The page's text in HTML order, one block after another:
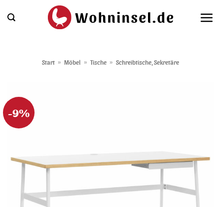
Inhalt
Start » Möbel » Tische » Schreibtische, Sekretäre
-9%